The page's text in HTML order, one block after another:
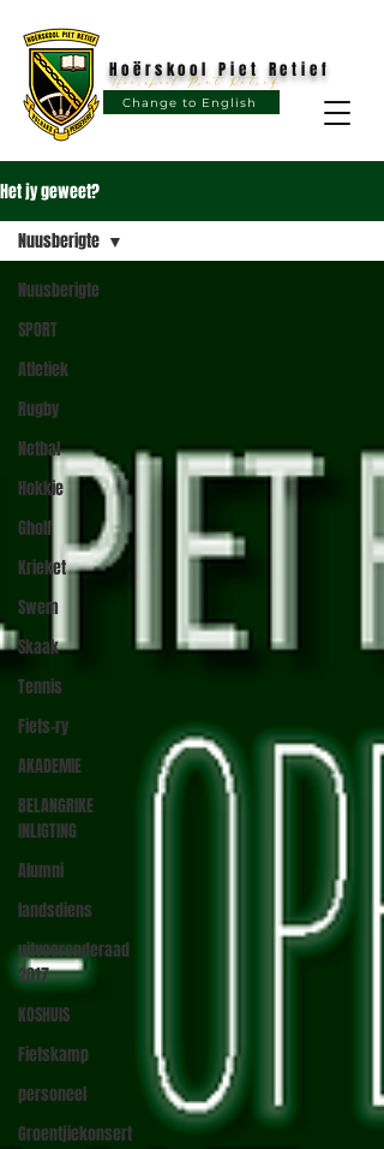
Change to English
Hoërskool Piet Retief
Hoërskool Piet Retief
Het jy geweet?
Nuusberigte
SPORT
Atletiek
Rugby
Netbal
Hokkie
Gholf
Krieket
Swem
Skaak
Tennis
Fiets-ry
AKADEMIE
BELANGRIKE
INLIGTING
Alumni
landsdiens
uitvoerenderaad
2017
KOSHUIS
Fietskamp
personeel
Groentjiekonsert
Nuusberigte